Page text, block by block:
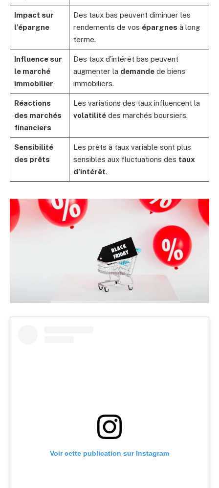
Impact sur
l’épargne
Des taux bas peuvent diminuer les
rendements de vos épargnes à long
terme.
Influence sur
le marché
immobilier
Des taux d’intérêt bas peuvent
augmenter la demandede biens
immobiliers.
Réactions
des marchés
financiers
Les variations des taux influencent la
volatilitédes marchés boursiers.
Sensibilité
des prêts
Les prêts à taux variable sont plus
sensibles aux fluctuations des taux
d’intérêt.
Voir cette publication sur Instagram